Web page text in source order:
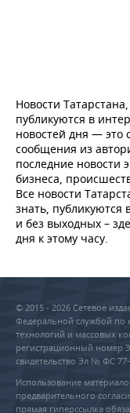
Новости
публикуются в
новостей дня —
сообщения из
последние новости
бизнеса,
Все новости
знать, публикуются
и без выходных –
дня к этому часу.
© 2015 - 2026 Сетевое
Федеральной службой по
технологий и массовых
регистрационный номер
свидетельство Эл № ФС 77-
Использование
предварительного
прямая гиперссылка